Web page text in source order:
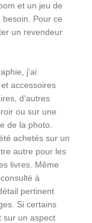
et un jeu de
Pour ce
un revendeur
j'ai
accessoires
d'autres
ou sur une
de la photo.
achetés sur un
autre pour les
livres. Même
à
pertinent
Si certains
sur un aspect